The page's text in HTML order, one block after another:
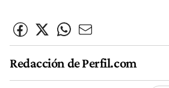
Redacción de Perfil.com